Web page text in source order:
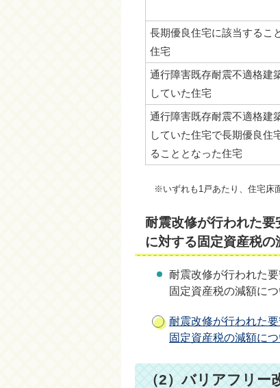
長期優良住宅に該当するこ
住宅
通行障害既存耐震不適格建
していた住宅
通行障害既存耐震不適格建
していた住宅で長期優良住
ることとなった住宅
※いずれも1戸あたり、住宅床
耐震改修が行われた
に対する固定資産税の
耐震改修が行われた
固定資産税の減額に
耐震改修が行われた
固定資産税の減額につ
（2）バリアフリー